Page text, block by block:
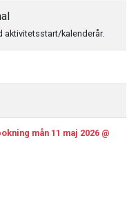
aktivitetsstart/kalenderår.
mån 11 maj 2026 @